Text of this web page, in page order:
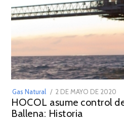
Gas Natural
POSTED
ON
2 DE MAYO DE 2020
HOCOL asume control
Ballena: Historia